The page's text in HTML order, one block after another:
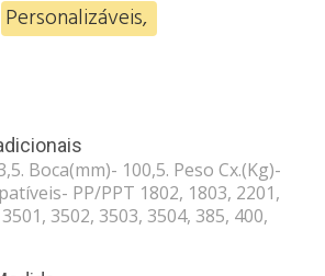
Personalizáveis,
Boca(mm)- 100,5. Peso Cx.(Kg)-
PP/PPT 1802, 1803, 2201,
3502, 3503, 3504, 385, 400,